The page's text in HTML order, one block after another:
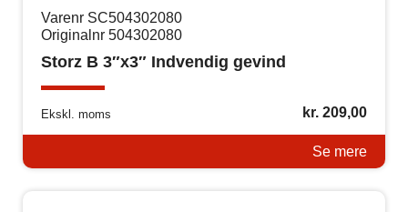
Varenr SC504302080
Originalnr 504302080
Storz B 3″x3″ Indvendig gevind
Ekskl. moms kr.209,00
Se mere